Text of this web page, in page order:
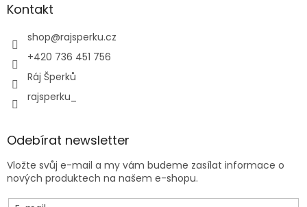
Kontakt
shop@rajsperku.cz
+420 736 451 756
Ráj Šperků
rajsperku_
Odebírat newsletter
Vložte svůj e-mail a my vám budeme zasílat informace o
nových produktech na našem e-shopu.